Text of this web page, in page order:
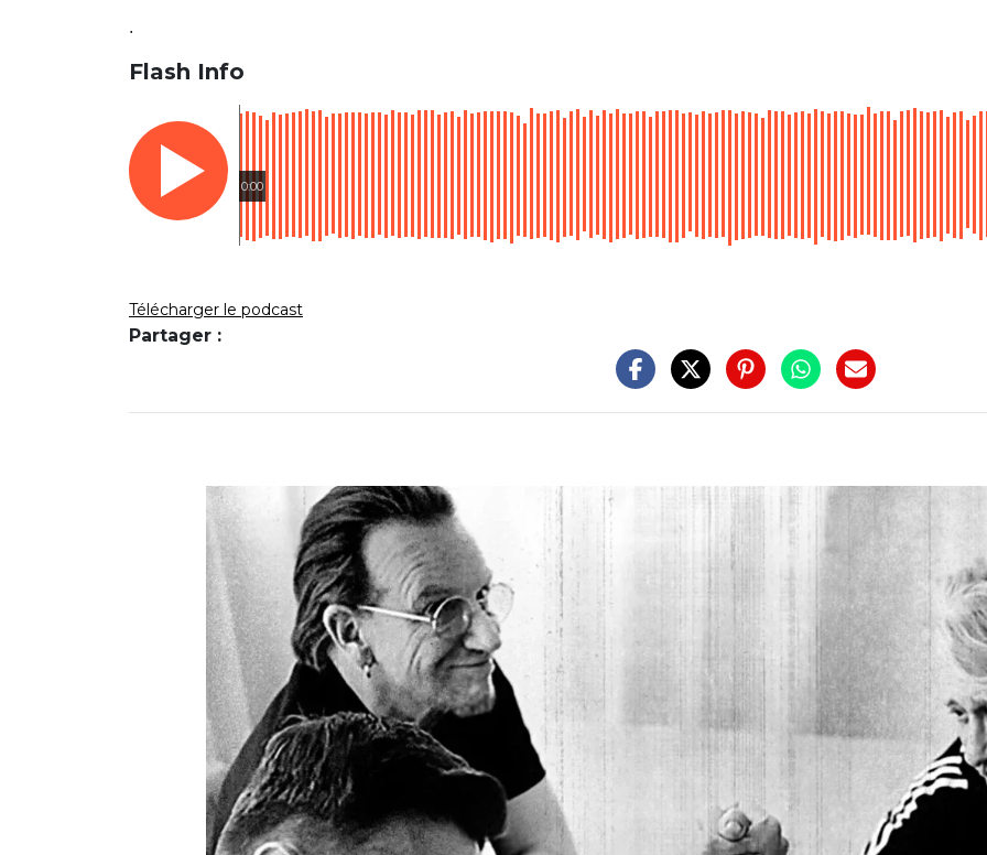
.
Flash Info
0:00
Télécharger le podcast
Partager :